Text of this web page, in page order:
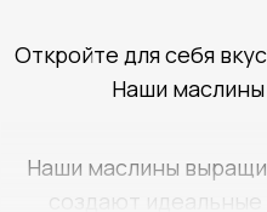
Откройте для себя
Наши маслины
Наши маслины
создают идеальные